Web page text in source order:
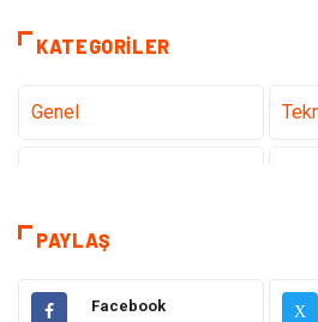
KATEGORILER
Genel
Eğitim
Dekorasyon
PAYLAŞ
Facebook X